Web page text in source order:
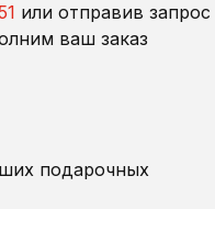
или отправив запрос
ваш заказ
подарочных